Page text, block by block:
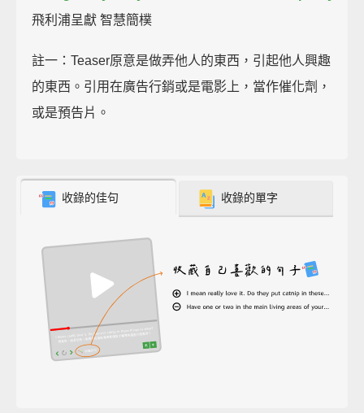
飛利浦呈獻 智慧簡樸
註一：Teaser原意是做弄他人的東西，引起他人興趣
的東西。引用在廣告行銷或是電影上，當作催化劑，
或是預告片。
收錄的佳句 收錄的單字